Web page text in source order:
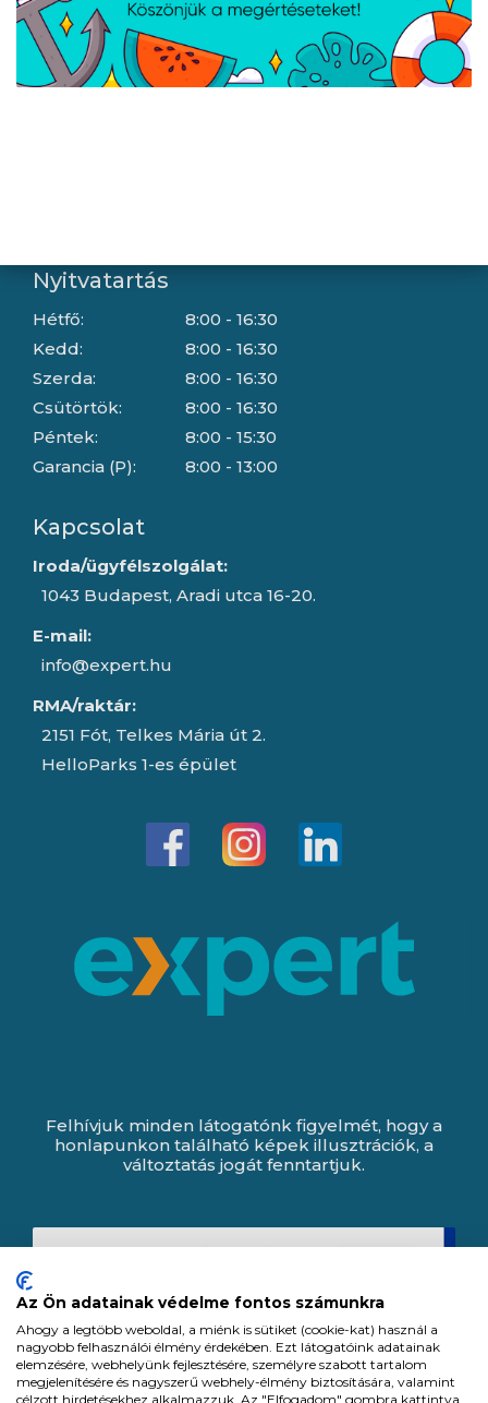
Információ
Általános szerződési feltételek
Nyitvatartás
Hétfő:
Kedd:
Szerda:
Csütörtök:
Péntek:
Garancia (P):
8:00 - 16:30
8:00 - 16:30
8:00 - 16:30
8:00 - 16:30
8:00 - 15:30
8:00 - 13:00
Kapcsolat
Iroda/ügyfélszolgálat:
1043 Budapest, Aradi utca 16-20.
E-mail:
info@expert.hu
RMA/raktár:
2151 Fót, Telkes Mária út 2.
HelloParks 1-es épület
Felhívjuk minden látogatónk figyelmét, hogy a
honlapunkon található képek illusztrációk, a
változtatás jogát fenntartjuk.
Az Ön adatainak védelme fontos számunkra
Ahogy a legtöbb weboldal, a miénk is sütiket (cookie-kat) használ a
nagyobb felhasználói élmény érdekében. Ezt látogatóink adatainak
elemzésére, webhelyünk fejlesztésére, személyre szabott tartalom
megjelenítésére és nagyszerű webhely-élmény biztosítására, valamint
célzott hirdetésekhez alkalmazzuk. Az "Elfogadom" gombra kattintva